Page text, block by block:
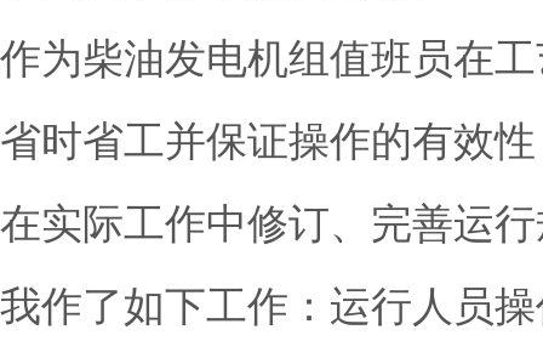
作为柴油发电机组值班员在
省时省工并保证操作的有效
在实际工作中修订、完善运
我作了如下工作：运行人员